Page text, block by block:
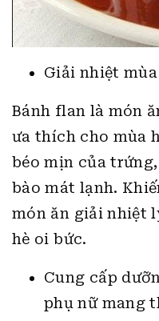
Giải nhiệt mùa
Bánh flan là món
ưa thích cho mùa
béo mịn của
bào mát lạnh.
món ăn giải nhiệt
hè oi bức.
Cung cấp
phụ nữ mang